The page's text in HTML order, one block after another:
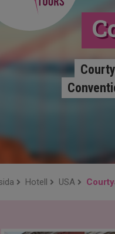
Hotell USA